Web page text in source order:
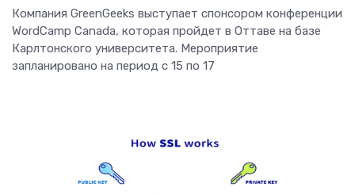
Компания GreenGeeks выступает спонсором конференции
WordCamp Canada, которая пройдет в Оттаве на базе
Карлтонского университета. Мероприятие
запланировано на период с 15 по 17